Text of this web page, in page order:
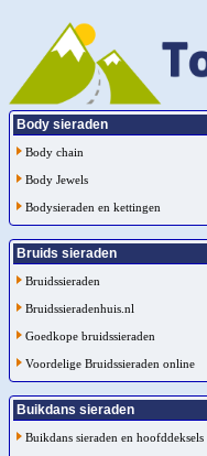
Body sieraden
Body chain
Body Jewels
Bodysieraden en kettingen
Bruids sieraden
Bruidssieraden
Bruidssieradenhuis.nl
Goedkope bruidssieraden
Voordelige Bruidssieraden online
Buikdans sieraden
Buikdans sieraden en hoofddeksels